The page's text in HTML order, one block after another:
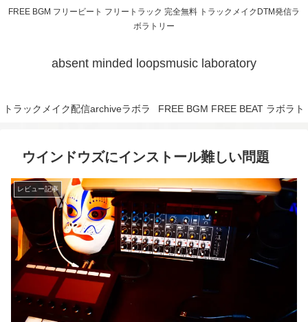
FREE BGM フリービート フリートラック 完全無料 トラックメイクDTM発信ラ
ボラトリー
absent minded loopsmusic laboratory
トラックメイク配信archiveラボラ FREE BGM FREE BEAT ラボラト
ウインドウズにインストール難しい問題
レビュー記事